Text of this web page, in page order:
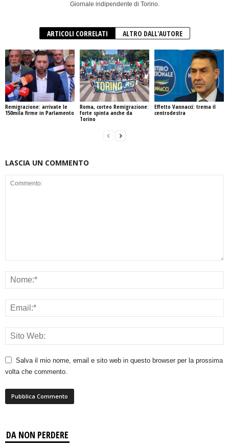
Giornale indipendente di Torino.
ARTICOLI CORRELATI ALTRO DALL'AUTORE
Remigrazione: arrivate le
150mila firme in Parlamento
Roma, corteo Remigrazione:
forte spinta anche da
Torino
Effetto Vannacci: trema il
centrodestra
LASCIA UN COMMENTO
Salva il mio nome, email e sito web in questo browser per la prossima
volta che commento.
DA NON PERDERE